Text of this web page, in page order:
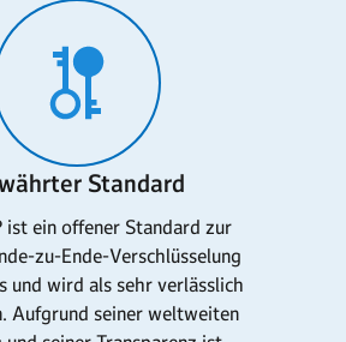
Standard
ist ein offener Standard zur
zu-Ende-Verschlüsselung
und wird als sehr verlässlich
Aufgrund seiner weltweiten